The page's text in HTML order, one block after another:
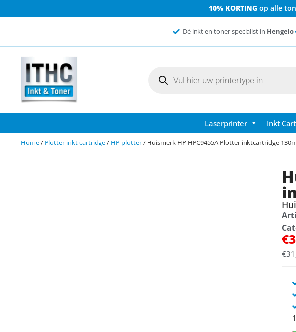
10% KORTINGop alle
Dé inkt en toner specialist in Hengelo
Laserprinter Inkt
Home/ Plotter inkt cartridge/ HP plotter/ Huismerk HP HPC9455A Plotter inktcartridge
€
€